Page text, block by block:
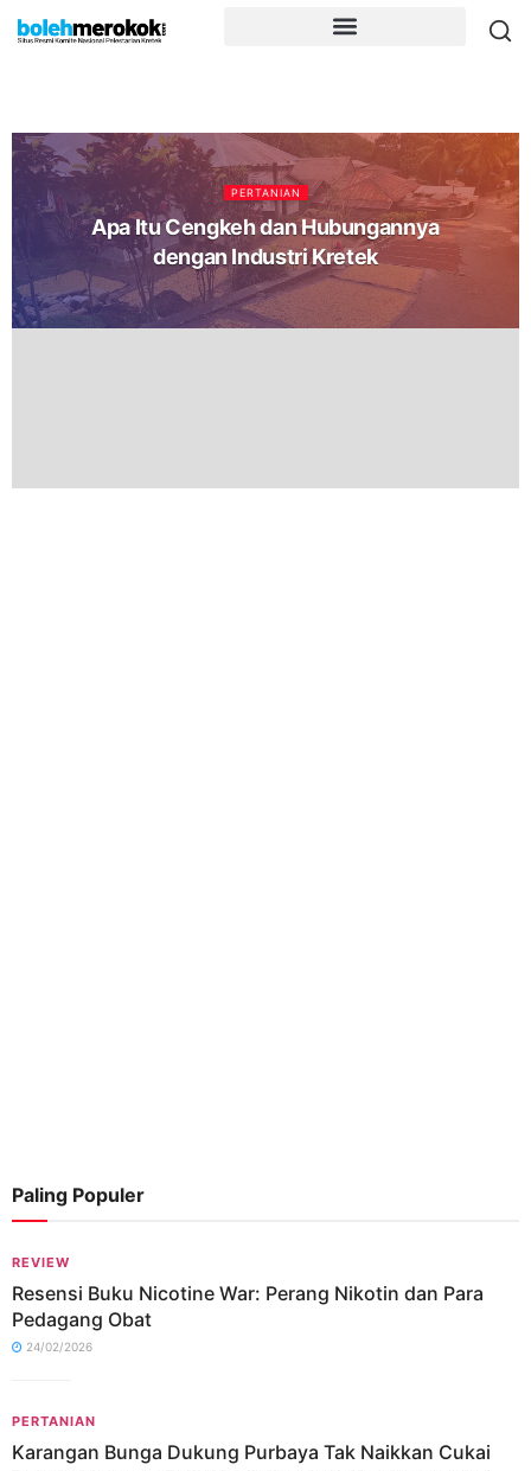
PERTANIAN
Apa Itu Cengkeh dan Hubungannya
dengan Industri Kretek
Paling Populer
REVIEW
Resensi Buku Nicotine War: Perang Nikotin dan Para
Pedagang Obat
24/02/2026
PERTANIAN
Karangan Bunga Dukung Purbaya Tak Naikkan Cukai